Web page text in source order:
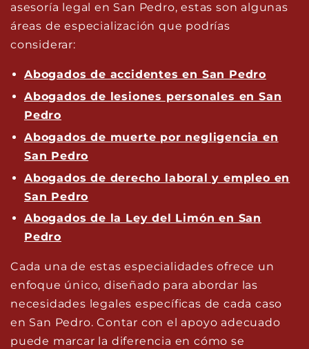
asesoría legal en San Pedro, estas son algunas
áreas de especialización que podrías
considerar:
Abogados de accidentes en San Pedro
Abogados de lesiones personales en San
Pedro
Abogados de muerte por negligencia en
San Pedro
Abogados de derecho laboral y empleo en
San Pedro
Abogados de la Ley del Limón en San
Pedro
Cada una de estas especialidades ofrece un
enfoque único, diseñado para abordar las
necesidades legales específicas de cada caso
en San Pedro. Contar con el apoyo adecuado
puede marcar la diferencia en cómo se